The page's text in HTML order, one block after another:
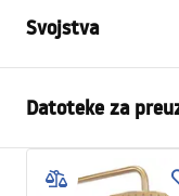
Svojstva
stijenka)
Boja
Tip kabine
Datoteke za
shower manual